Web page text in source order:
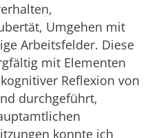
Umgehen mit
Arbeitsfelder. Diese
mit Elementen
Reflexion von
durchgeführt,
konnte ich